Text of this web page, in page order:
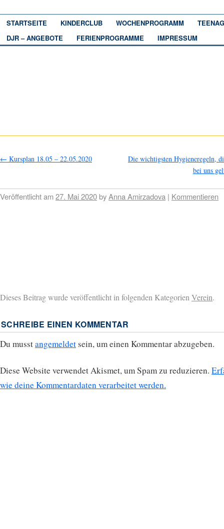
STARTSEITE KINDERCLUB WOCHENPROGRAMM
DJR – ANGEBOTE
FERIENPROGRAMME IMPRESSUM
← Kursplan 18.05 – 22.05.2020
Die wichtigsten Hygieneregeln,
bei uns
Veröffentlicht am27. Mai 2020byAnna Amirzadova | Kommentieren
Dieses Beitrag wurde veröffentlicht in folgenden KategorienVerein.
SCHREIBE EINEN KOMMENTAR
Du musstangemeldet sein, um einen Kommentar abzugeben.
Diese Website verwendet Akismet, um Spam zu reduzieren.
wie deine Kommentardaten verarbeitet werden.